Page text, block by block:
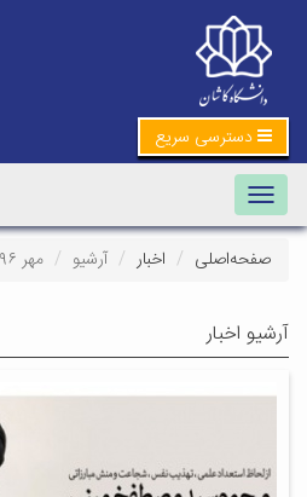
دسترسی سریع
Toggle navigation
صفحه‌اصلی اخبار آرشیو مهر ۱۳۹۶
آرشیو اخبار